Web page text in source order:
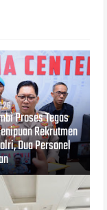
Proses Tegas
Rekrutmen
Dua Personel